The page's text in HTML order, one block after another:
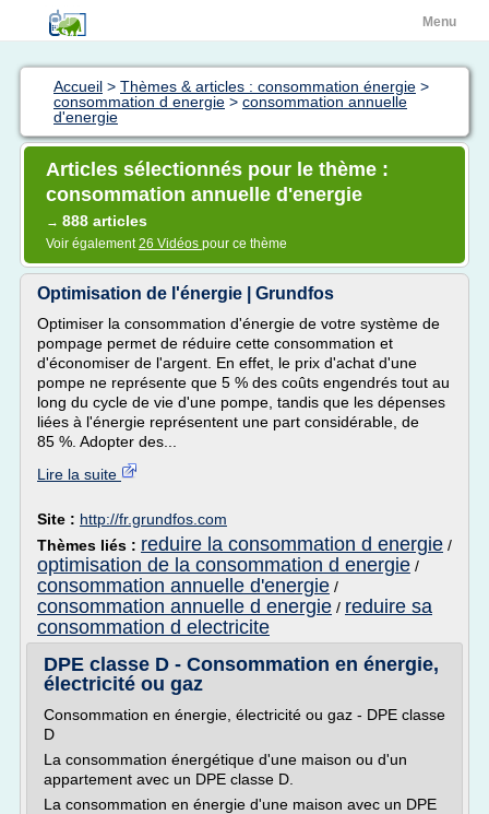
Menu
Accueil > Thèmes & articles : consommation énergie >
consommation d energie > consommation annuelle
d'energie
Articles sélectionnés pour le thème :
consommation annuelle d'energie
→ 888 articles
Voir également26 Vidéos pour ce thème
Optimisation de l'énergie | Grundfos
Optimiser la consommation d'énergie de votre système de
pompage permet de réduire cette consommation et
d'économiser de l'argent. En effet, le prix d'achat d'une
pompe ne représente que 5 % des coûts engendrés tout au
long du cycle de vie d'une pompe, tandis que les dépenses
liées à l'énergie représentent une part considérable, de
85 %. Adopter des...
Lire la suite
Site : http://fr.grundfos.com
Thèmes liés : reduire la consommation d energie /
optimisation de la consommation d energie /
consommation annuelle d'energie /
consommation annuelle d energie / reduire sa
consommation d electricite
DPE classe D - Consommation en énergie,
électricité ou gaz
Consommation en énergie, électricité ou gaz - DPE classe
D
La consommation énergétique d'une maison ou d'un
appartement avec un DPE classe D.
La consommation en énergie d'une maison avec un DPE